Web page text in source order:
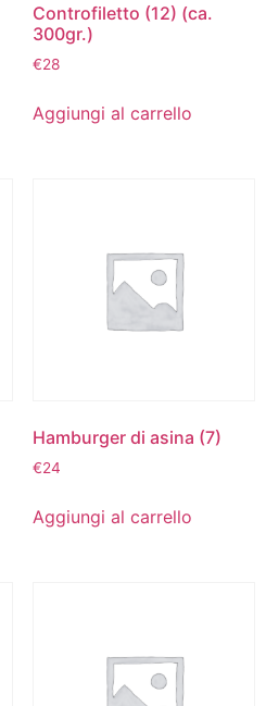
Controfiletto (12) (ca.
300gr.)
€28
Aggiungi al carrello
Hamburger di asina (7)
€24
Aggiungi al carrello